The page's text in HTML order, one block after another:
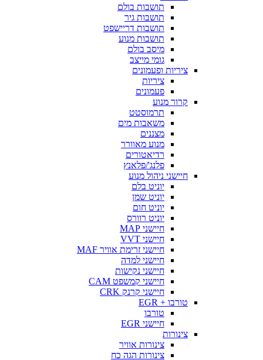
תושבות בולם
תושבות גיר
תושבות דריישפט
תושבות מנוע
מיסב בולם
גומי מייצב
ציריות ופעמונים
ציריות
פעמונים
קרור מנוע
תרמוסטט
משאבות מים
מצננים
מנוע מאוורר
רדיאטורים
פלנג'/פלאנץ
חיישני ניהול מנוע
יוניט בלם
יוניט שמן
יוניט חום
יוניט רוורס
חיישני MAP
חיישני VVT
חיישני זרימת אוויר MAF
חיישני למדה
חיישני נקישות
חיישני קמשפט CAM
חיישני קרנק CRK
טורבו + EGR
טורבו
חיישני EGR
צינורות
צינורות אוויר
צינורות הגה כח